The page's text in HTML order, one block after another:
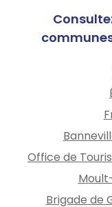
Office de
Brigade de